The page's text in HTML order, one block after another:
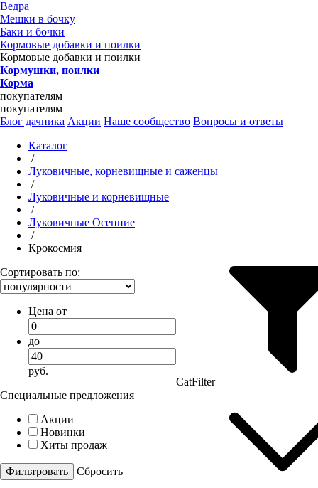
Ведра
Мешки в бочку
Баки и бочки
Кормовые добавки и поилки
Кормовые добавки и поилки
Кормушки, поилки
Корма
покупателям
покупателям
Блог дачника Акции Наше сообщество Вопросы и ответы
Каталог
/
Луковичные, корневищные и саженцы
/
Луковичные и корневищные
/
Луковичные Осенние
/
Крокосмия
Сортировать по:
Цена от
до
руб.
Специальные предложения
Акции
Новинки
Хиты продаж
Cбросить
CatFilter